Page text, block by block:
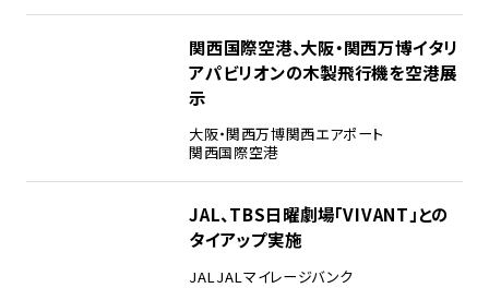
関西国際空港、大阪・関西万博イタリ
アパビリオンの木製飛行機を空港展
示
大阪・関西万博関西エアポート
関西国際空港
JAL、TBS日曜劇場「VIVANT」との
タイアップ実施
JAL JALマイレージバンク